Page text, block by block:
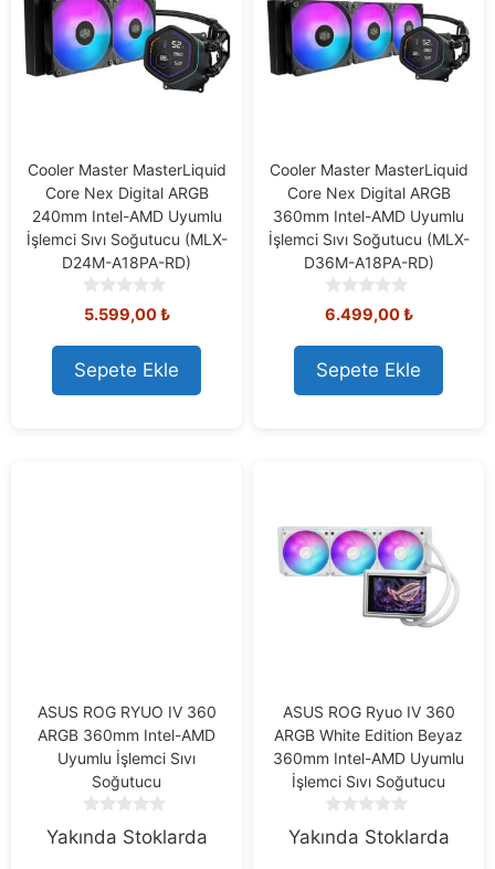
Cooler Master MasterLiquid
Core Nex Digital ARGB
240mm Intel-AMD Uyumlu
İşlemci Sıvı Soğutucu (MLX-
D24M-A18PA-RD)
0
o
u
t
o
f
5.599,00₺
Sepete Ekle
Cooler Master MasterLiquid
Core Nex Digital ARGB
360mm Intel-AMD Uyumlu
İşlemci Sıvı Soğutucu (MLX-
D36M-A18PA-RD)
0
o
u
t
o
f
6.499,00₺
Sepete Ekle
ASUS ROG RYUO IV 360
ARGB 360mm Intel-AMD
Uyumlu İşlemci Sıvı
Soğutucu
o
Yakında Stoklarda
ASUS ROG Ryuo IV 360
ARGB White Edition Beyaz
360mm Intel-AMD Uyumlu
İşlemci Sıvı Soğutucu
o
Yakında Stoklarda